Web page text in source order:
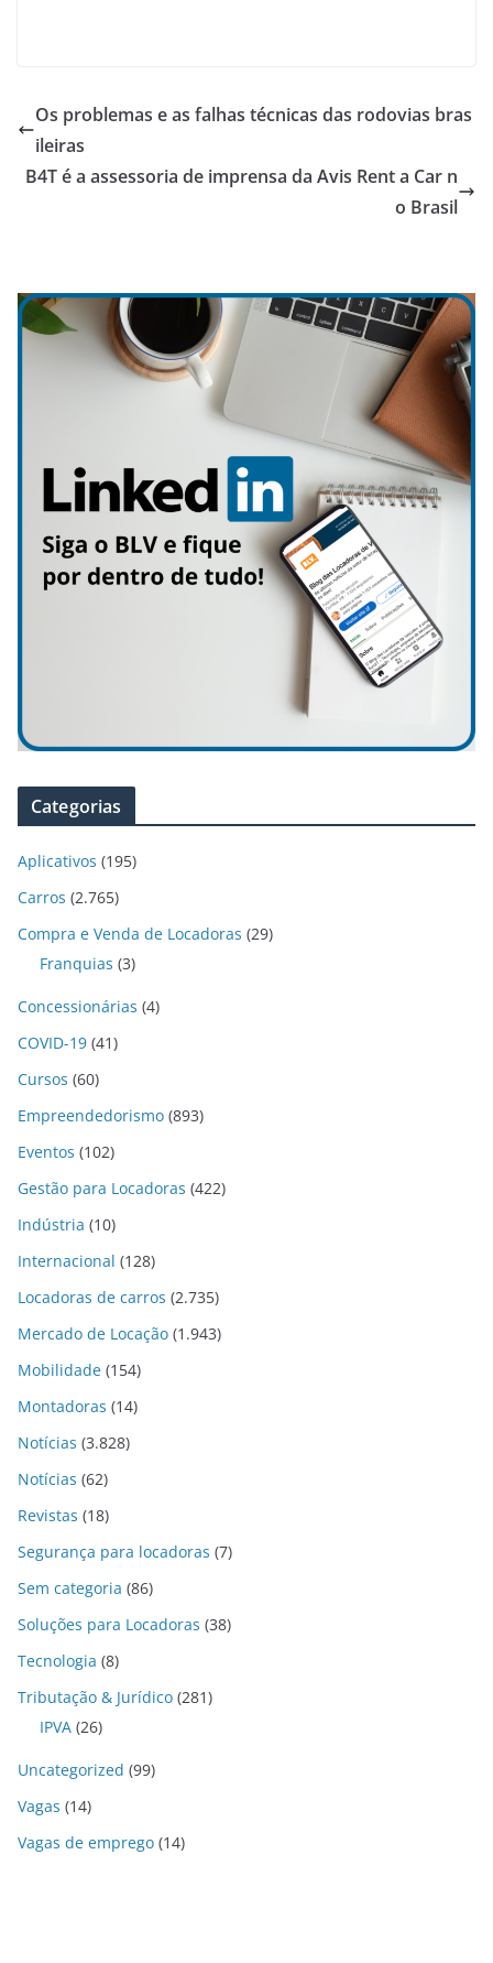
Os problemas e as falhas técnicas das rodovias bras
ileiras
B4T é a assessoria de imprensa da Avis Rent a Car n
o Brasil
Categorias
Aplicativos (195)
Carros (2.765)
Compra e Venda de Locadoras (29)
Franquias (3)
Concessionárias (4)
COVID-19 (41)
Cursos (60)
Empreendedorismo (893)
Eventos (102)
Gestão para Locadoras (422)
Indústria (10)
Internacional (128)
Locadoras de carros (2.735)
Mercado de Locação (1.943)
Mobilidade (154)
Montadoras (14)
Notícias (3.828)
Notícias (62)
Revistas (18)
Segurança para locadoras (7)
Sem categoria (86)
Soluções para Locadoras (38)
Tecnologia (8)
Tributação & Jurídico (281)
IPVA (26)
Uncategorized (99)
Vagas (14)
Vagas de emprego (14)